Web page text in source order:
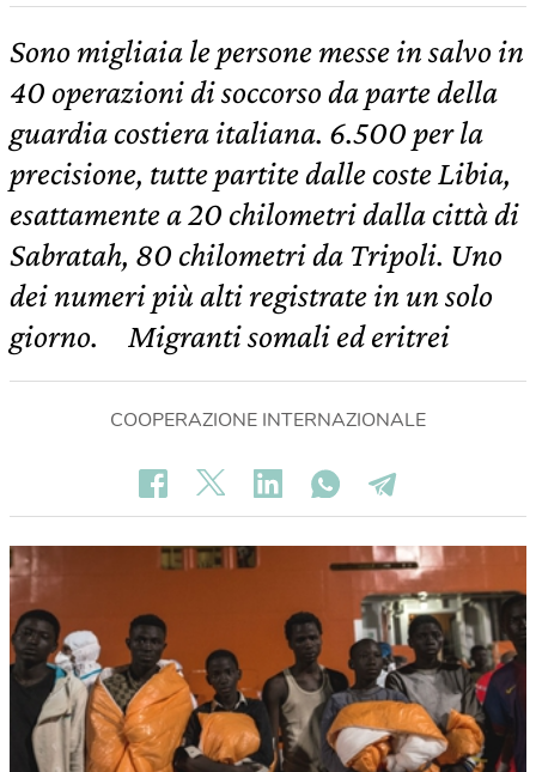
Sono migliaia le persone messe in salvo in
40 operazioni di soccorso da parte della
guardia costiera italiana. 6.500 per la
precisione, tutte partite dalle coste Libia,
esattamente a 20 chilometri dalla città di
Sabratah, 80 chilometri da Tripoli. Uno
dei numeri più alti registrate in un solo
giorno. Migranti somali ed eritrei
COOPERAZIONE INTERNAZIONALE